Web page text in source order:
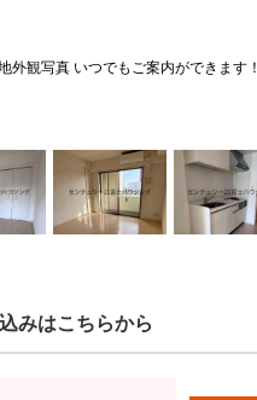
外観写真 いつでもご案内ができます！
みはこちらから